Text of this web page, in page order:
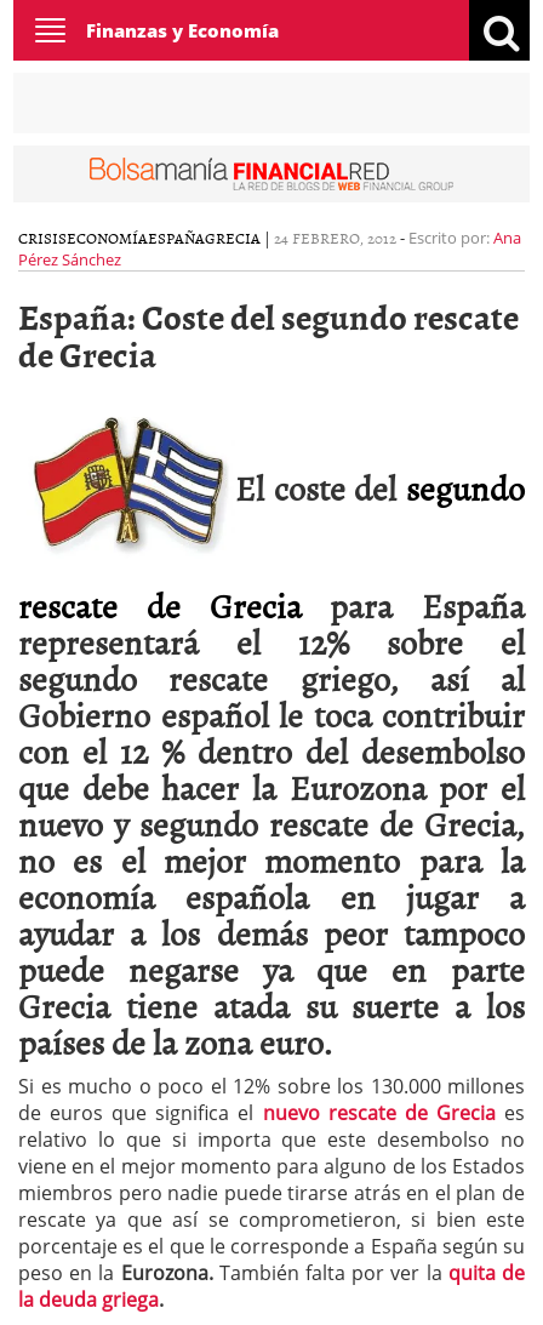
Toggle
navigation
Finanzas y Economía
CRISISECONOMÍAESPAÑAGRECIA | 24 FEBRERO, 2012- Escrito por:Ana
Pérez Sánchez
España: Coste del segundo rescate
de Grecia
El coste delsegundo
rescate de Grecia para España
representará el 12% sobre el
segundo rescate griego, así al
Gobierno español le toca contribuir
con el 12 % dentro del desembolso
que debe hacer la Eurozona por el
nuevo y segundo rescate de Grecia,
no es el mejor momento para la
economía española en jugar a
ayudar a los demás peor tampoco
puede negarse ya que en parte
Grecia tiene atada su suerte a los
países de la zona euro.
Si es mucho o poco el 12% sobre los 130.000 millones
de euros que significa el nuevo rescate de Grecia es
relativo lo que si importa que este desembolso no
viene en el mejor momento para alguno de los Estados
miembros pero nadie puede tirarse atrás en el plan de
rescate ya que así se comprometieron, si bien este
porcentaje es el que le corresponde a España según su
peso en la Eurozona. También falta por ver la quita de
la deuda griega.